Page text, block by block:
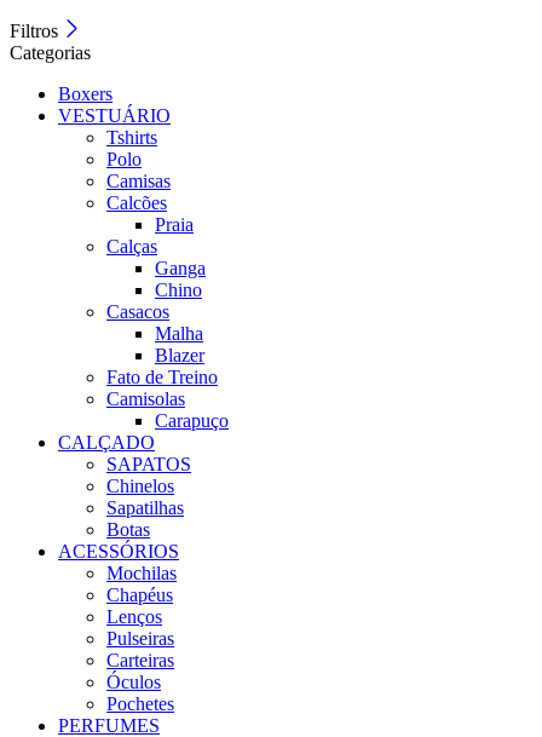
Filtros
Categorias
Boxers
VESTUÁRIO
Tshirts
Polo
Camisas
Calcões
Praia
Calças
Ganga
Chino
Casacos
Malha
Blazer
Fato de Treino
Camisolas
Carapuço
CALÇADO
SAPATOS
Chinelos
Sapatilhas
Botas
ACESSÓRIOS
Mochilas
Chapéus
Lenços
Pulseiras
Carteiras
Óculos
Pochetes
PERFUMES